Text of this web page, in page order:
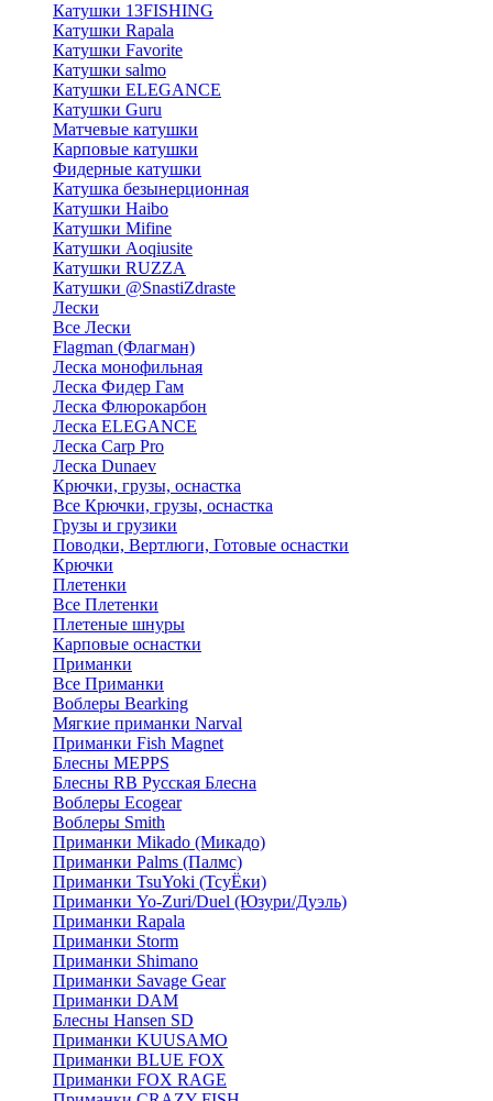
Катушки 13FISHING
Катушки Rapala
Катушки Favorite
Катушки salmo
Катушки ELEGANCE
Катушки Guru
Матчевые катушки
Карповые катушки
Фидерные катушки
Катушка безынерционная
Катушки Haibo
Катушки Mifine
Катушки Aoqiusite
Катушки RUZZA
Катушки @SnastiZdraste
Лески
Все Лески
Flagman (Флагман)
Леска монофильная
Леска Фидер Гам
Леска Флюрокарбон
Леска ELEGANCE
Леска Carp Pro
Леска Dunaev
Крючки, грузы, оснастка
Все Крючки, грузы, оснастка
Грузы и грузики
Поводки, Вертлюги, Готовые оснастки
Крючки
Плетенки
Все Плетенки
Плетеные шнуры
Карповые оснастки
Приманки
Все Приманки
Воблеры Bearking
Мягкие приманки Narval
Приманки Fish Magnet
Блесны MEPPS
Блесны RB Русская Блесна
Воблеры Ecogear
Воблеры Smith
Приманки Mikado (Микадо)
Приманки Palms (Палмс)
Приманки TsuYoki (ТсуЁки)
Приманки Yo-Zuri/Duel (Юзури/Дуэль)
Приманки Rapala
Приманки Storm
Приманки Shimano
Приманки Savage Gear
Приманки DAM
Блесны Hansen SD
Приманки KUUSAMO
Приманки BLUE FOX
Приманки FOX RAGE